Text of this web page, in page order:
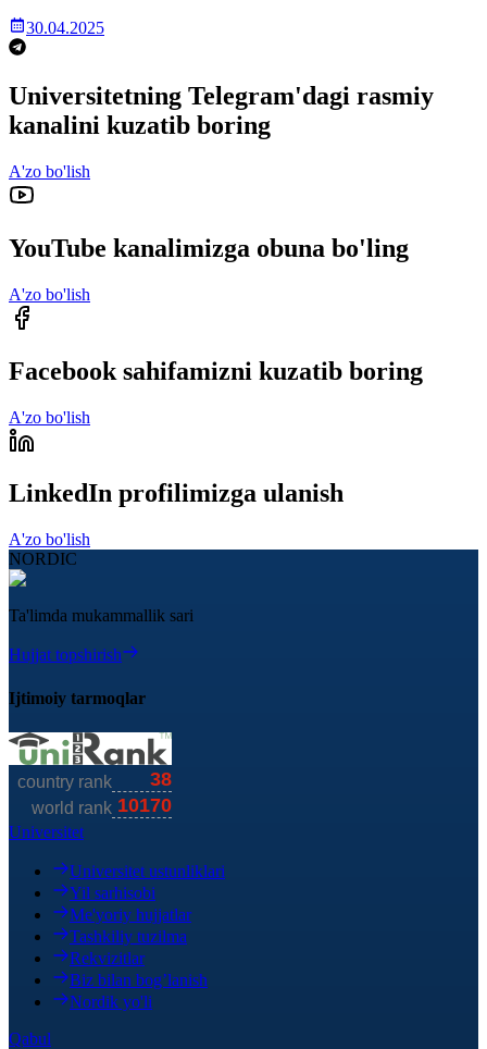
30.04.2025
Universitetning Telegram'dagi rasmiy
kanalini kuzatib boring
A'zo bo'lish
YouTube kanalimizga obuna bo'ling
A'zo bo'lish
Facebook sahifamizni kuzatib boring
A'zo bo'lish
LinkedIn profilimizga ulanish
A'zo bo'lish
NORDIC
Ta'limda mukammallik sari
Hujjat topshirish
Ijtimoiy tarmoqlar
Universitet
Universitet ustunliklari
Yil sarhisobi
Me'yoriy hujjatlar
Tashkiliy tuzilma
Rekvizitlar
Biz bilan bog’lanish
Nordik yo'li
Qabul